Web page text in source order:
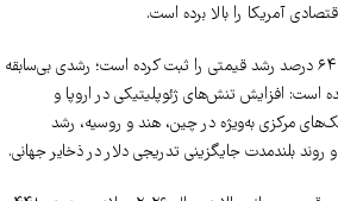
آمریکا را بالا برده است.
از ابتدای سال ۲۰۲۵، طلا بیش از ۶۴ درصد رشد قیمتی را ثبت کرده است؛ رشدی بی‌سابقه
افزایش تنش‌های ژئوپلیتیکی در اروپا و
مرکزی به‌ویژه در چین، هند و روسیه، رشد